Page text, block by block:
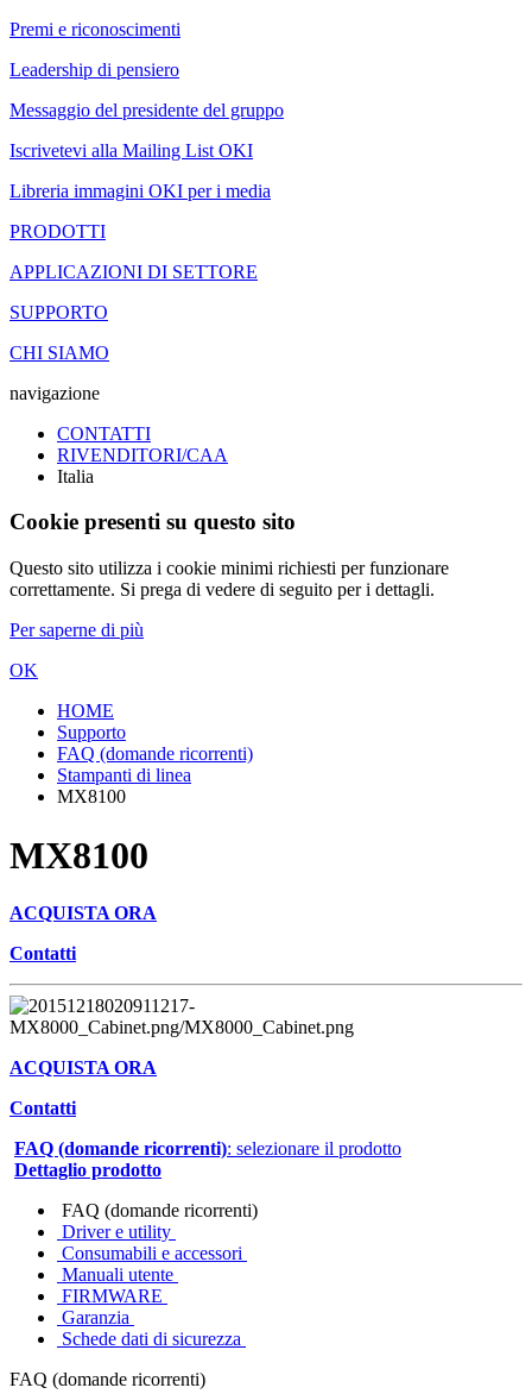
Premi e riconoscimenti
Leadership di pensiero
Messaggio del presidente del gruppo
Iscrivetevi alla Mailing List OKI
Libreria immagini OKI per i media
PRODOTTI
APPLICAZIONI DI SETTORE
SUPPORTO
CHI SIAMO
navigazione
CONTATTI
RIVENDITORI/CAA
Italia
Cookie presenti su questo sito
Questo sito utilizza i cookie minimi richiesti per funzionare
correttamente. Si prega di vedere di seguito per i dettagli.
Per saperne di più
OK
HOME
Supporto
FAQ (domande ricorrenti)
Stampanti di linea
MX8100
MX8100
ACQUISTA ORA
Contatti
ACQUISTA ORA
Contatti
FAQ (domande ricorrenti): selezionare il prodotto
Dettaglio prodotto
FAQ (domande ricorrenti)
Driver e utility
Consumabili e accessori
Manuali utente
FIRMWARE
Garanzia
Schede dati di sicurezza
FAQ (domande ricorrenti)